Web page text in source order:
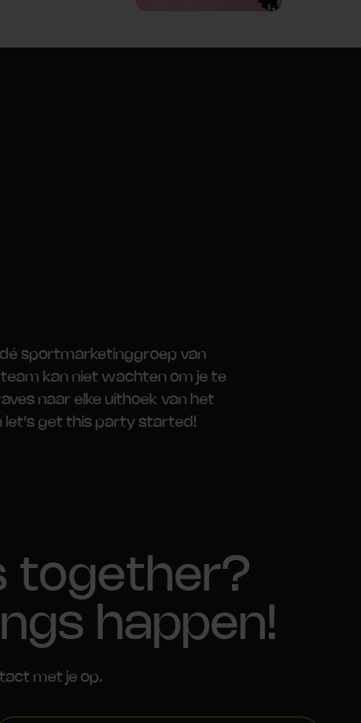
sportmarketinggroep van
kan niet wachten om je te
naar elke uithoek van het
let’s get this party started!
together?
happen!
met je op.